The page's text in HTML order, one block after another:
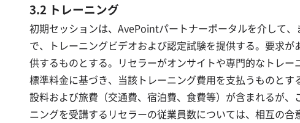
3.2 トレーニング
初期セッションは、AvePointパートナーポータルを介して
で、トレーニングビデオおよび認定試験を提供する。要求
供するものとする。リセラーがオンサイトや専門的なトレ
標準料金に基づき、当該トレーニング費用を支払うものと
設料および旅費（交通費、宿泊費、食費等）が含まれるが
ニングを受講するリセラーの従業員数については、相互の合